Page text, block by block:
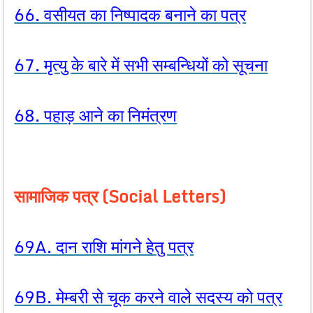
66. वसीयत का निष्पादक बनाने का पत्र
67. मृत्यु के बारे में सभी सम्बन्धियों को सूचना
68. पहाड़ आने का निमंत्रण
सामाजिक पत्र (Social Letters)
69A. दान राशि मांगने हेतु पत्र
69B. मेम्बरी से चूक करने वाले सदस्य को पत्र